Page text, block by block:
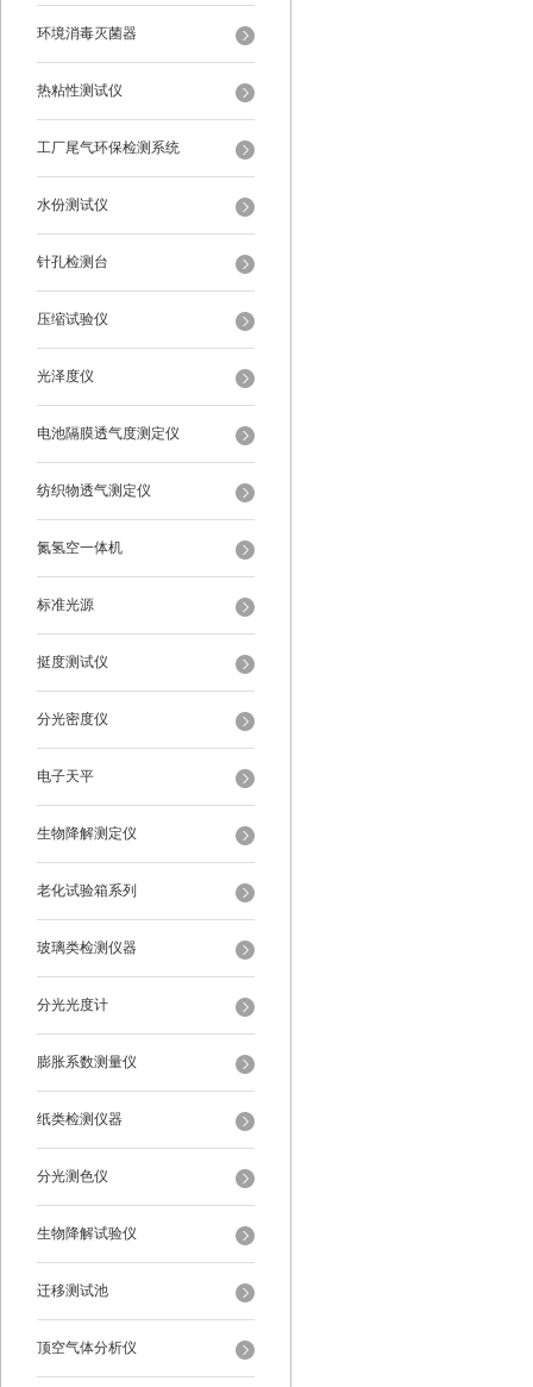
环境消毒灭菌器
热粘性测试仪
工厂尾气环保检测系统
水份测试仪
针孔检测台
压缩试验仪
光泽度仪
电池隔膜透气度测定仪
纺织物透气测定仪
氮氢空一体机
标准光源
挺度测试仪
分光密度仪
电子天平
生物降解测定仪
老化试验箱系列
玻璃类检测仪器
分光光度计
膨胀系数测量仪
纸类检测仪器
分光测色仪
生物降解试验仪
迁移测试池
顶空气体分析仪